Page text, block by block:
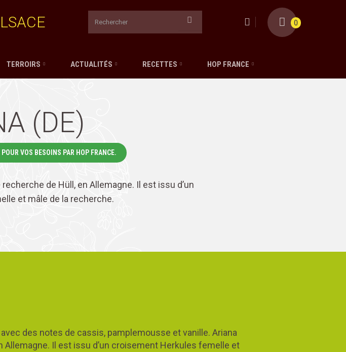
0
TERROIRS ACTUALITÉS RECETTES HOP FRANCE
(DE)
VOS BESOINS PAR HOP FRANCE.
de Hüll, en Allemagne. Il est issu d’un
et mâle de la recherche.
des notes de cassis, pamplemousse et vanille. Ariana
Il est issu d’un croisement Herkules femelle et